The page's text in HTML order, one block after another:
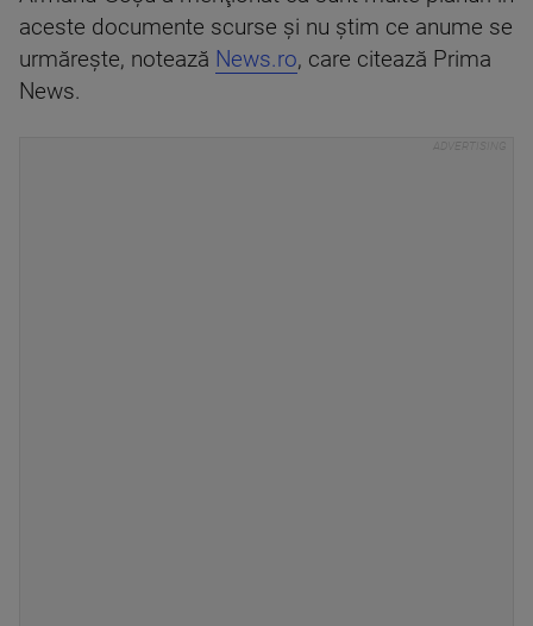
aceste documente scurse şi nu ştim ce anume se
urmăreşte, notează News.ro, care citează Prima
News.